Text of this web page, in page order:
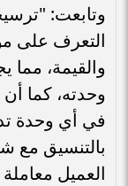
وتابعت:
التعرف على
والقيمة، مما
وحدته، كما أن
العميل